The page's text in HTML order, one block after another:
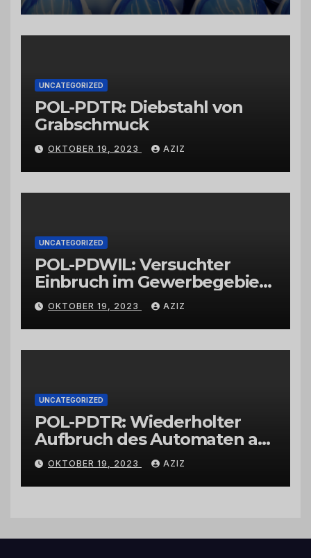
vertrauenswürdigen
Großhändlern und Anbietern
UNCATEGORIZED
POL-PDTR: Diebstahl von
Grabschmuck
OKTOBER 19, 2023 AZIZ
UNCATEGORIZED
POL-PDWIL: Versuchter
Einbruch im Gewerbegebiet
Wittlich
OKTOBER 19, 2023 AZIZ
UNCATEGORIZED
POL-PDTR: Wiederholter
Aufbruch des Automaten am
Wohnmobilstellplatz in
Hermeskeil am Labachweg
OKTOBER 19, 2023 AZIZ